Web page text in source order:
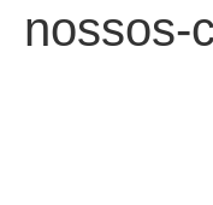
nossos-